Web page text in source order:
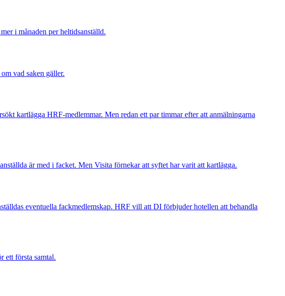
i månaden per heltidsanställd.
vad saken gäller.
kartlägga HRF-medlemmar. Men redan ett par timmar efter att anmälningarna
är med i facket. Men Visita förnekar att syftet har varit att kartlägga.
eventuella fackmedlemskap. HRF vill att DI förbjuder hotellen att behandla
ett första samtal.